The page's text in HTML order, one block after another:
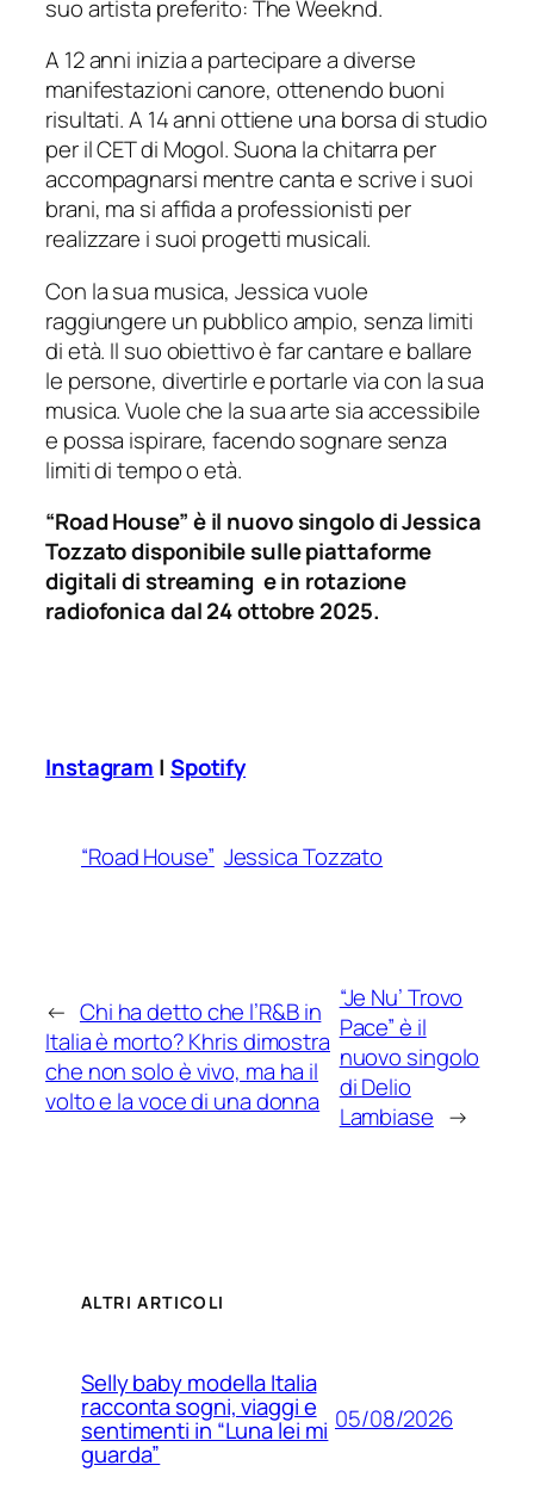
suo artista preferito: The Weeknd.
A 12 anni inizia a partecipare a diverse
manifestazioni canore, ottenendo buoni
risultati. A 14 anni ottiene una borsa di studio
per il CET di Mogol. Suona la chitarra per
accompagnarsi mentre canta e scrive i suoi
brani, ma si affida a professionisti per
realizzare i suoi progetti musicali.
Con la sua musica, Jessica vuole
raggiungere un pubblico ampio, senza limiti
di età. Il suo obiettivo è far cantare e ballare
le persone, divertirle e portarle via con la sua
musica. Vuole che la sua arte sia accessibile
e possa ispirare, facendo sognare senza
limiti di tempo o età.
“Road House” è il nuovo singolo di Jessica
Tozzatodisponibile sulle piattaforme
digitali di streaming e in rotazione
radiofonica dal 24 ottobre 2025.
Instagram | Spotify
“Road House” Jessica Tozzato
← Chi ha detto che l’R&B in
Italia è morto? Khris dimostra
che non solo è vivo, ma ha il
volto e la voce di una donna
“Je Nu’ Trovo
Pace” è il
nuovo singolo
di Delio
Lambiase →
ALTRI ARTICOLI
Selly baby modella Italia
racconta sogni, viaggi e
sentimenti in “Luna lei mi
guarda”
05/08/2026